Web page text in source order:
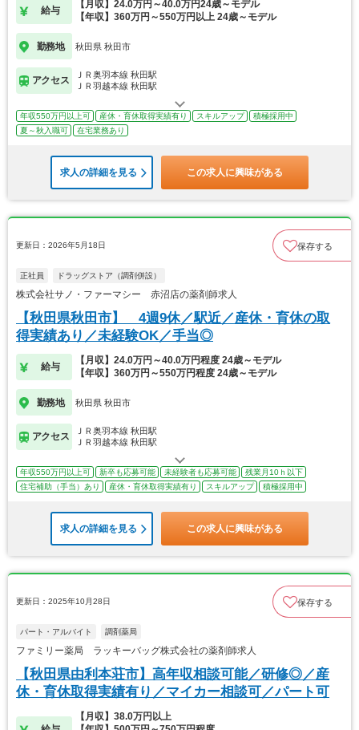
給与
【月収】24.0万円～40.0万円24歳～モデル
【年収】360万円～550万円以上 24歳～モデル
勤務地 秋田県 秋田市
アクセス
ＪＲ奥羽本線 秋田駅
ＪＲ羽越本線 秋田駅
年収550万円以上可 産休・育休取得実績有り スキルアップ
積極採用中
夏～秋入職可
在宅業務あり
求人の詳細を見る この求人に興味がある
更新日：2026年5月18日 保存する
正社員 ドラッグストア（調剤併設）
株式会社サノ・ファーマシー 赤沼店の薬剤師求人
【秋田県秋田市】 4週9休／駅近／産休・育休の取
得実績あり／未経験OK／手当◎
給与
【月収】24.0万円～40.0万円程度 24歳～モデル
【年収】360万円～550万円程度 24歳～モデル
勤務地 秋田県 秋田市
アクセス
ＪＲ奥羽本線 秋田駅
ＪＲ羽越本線 秋田駅
年収550万円以上可 新卒も応募可能 未経験者も応募可能
残業月10ｈ以下
住宅補助（手当）あり
産休・育休取得実績有り スキルアップ 積極採用中
求人の詳細を見る この求人に興味がある
更新日：2025年10月28日 保存する
パート・アルバイト 調剤薬局
ファミリー薬局 ラッキーバッグ株式会社の薬剤師求人
【秋田県由利本荘市】高年収相談可能／研修◎／産
休・育休取得実績有り／マイカー相談可／パート可
【月収】38.0万円以上